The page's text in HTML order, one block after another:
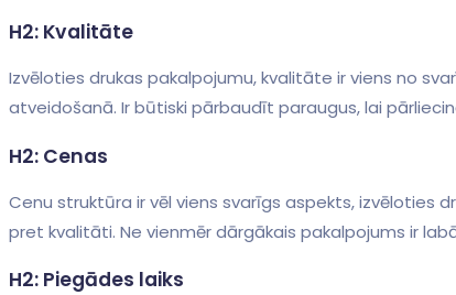
H2: Kvalitāte
Izvēloties drukas pakalpojumu, kvalitāte ir viens no
atveidošanā. Ir būtiski​ pārbaudīt paraugus, lai
H2: Cenas
Cenu struktūra ir vēl viens‌ svarīgs aspekts, izvēloties
pret kvalitāti. Ne vienmēr dārgākais pakalpojums ir
H2: Piegādes laiks